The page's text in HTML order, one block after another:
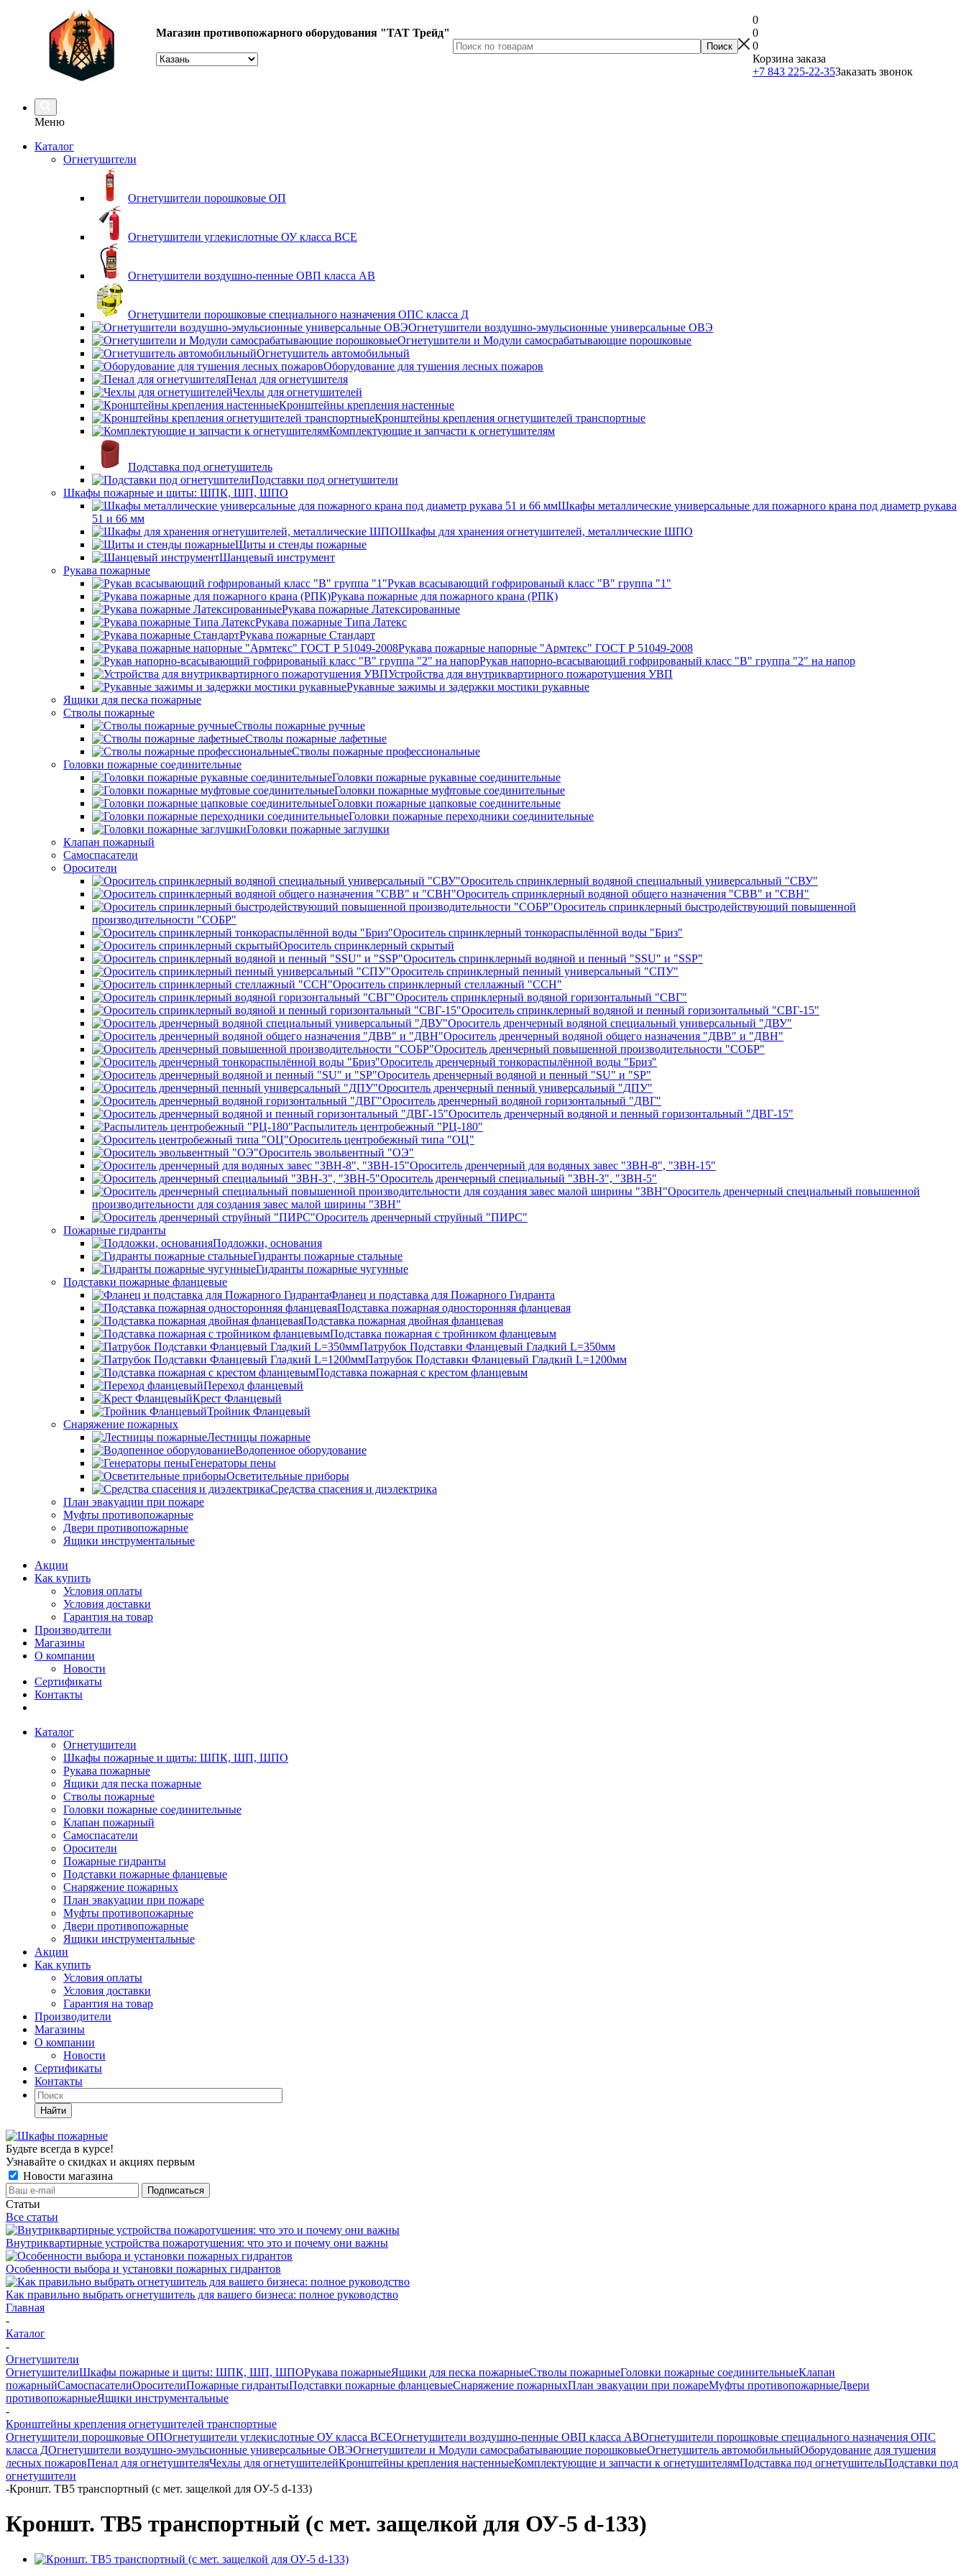
Магазин противопожарного оборудования "ТАТ Трейд"
0
0
0
Корзина заказа
+7 843 225-22-35Заказать звонок
Меню
Каталог
Огнетушители
Огнетушители порошковые ОП
Огнетушители углекислотные ОУ класса ВСЕ
Огнетушители воздушно-пенные ОВП класса АВ
Огнетушители порошковые специального назначения ОПС класса Д
Огнетушители воздушно-эмульсионные универсальные ОВЭ
Огнетушители и Модули самосрабатывающие порошковые
Огнетушитель автомобильный
Оборудование для тушения лесных пожаров
Пенал для огнетушителя
Чехлы для огнетушителей
Кронштейны крепления настенные
Кронштейны крепления огнетушителей транспортные
Комплектующие и запчасти к огнетушителям
Подставка под огнетушитель
Подставки под огнетушители
Шкафы пожарные и щиты: ШПК, ШП, ШПО
Шкафы металлические универсальные для пожарного крана под диаметр рукава
51 и 66 мм
Шкафы для хранения огнетушителей, металлические ШПО
Щиты и стенды пожарные
Шанцевый инструмент
Рукава пожарные
Рукав всасывающий гофрированый класс "В" группа "1"
Рукава пожарные для пожарного крана (РПК)
Рукава пожарные Латексированные
Рукава пожарные Типа Латекс
Рукава пожарные Стандарт
Рукава пожарные напорные "Армтекс" ГОСТ Р 51049-2008
Рукав напорно-всасывающий гофрированый класс "В" группа "2" на напор
Устройства для внутриквартирного пожаротушения УВП
Рукавные зажимы и задержки мостики рукавные
Ящики для песка пожарные
Стволы пожарные
Стволы пожарные ручные
Стволы пожарные лафетные
Стволы пожарные профессиональные
Головки пожарные соединительные
Головки пожарные рукавные соединительные
Головки пожарные муфтовые соединительные
Головки пожарные цапковые соединительные
Головки пожарные переходники соединительные
Головки пожарные заглушки
Клапан пожарный
Самоспасатели
Оросители
Ороситель спринклерный водяной специальный универсальный "СВУ"
Ороситель спринклерный водяной общего назначения "СВВ" и "СВН"
Ороситель спринклерный быстродействующий повышенной
производительности "СОБР"
Ороситель спринклерный тонкораспылённой воды "Бриз"
Ороситель спринклерный скрытый
Ороситель спринклерный водяной и пенный "SSU" и "SSP"
Ороситель спринклерный пенный универсальный "СПУ"
Ороситель спринклерный стеллажный "ССН"
Ороситель спринклерный водяной горизонтальный "СВГ"
Ороситель спринклерный водяной и пенный горизонтальный "СВГ-15"
Ороситель дренчерный водяной специальный универсальный "ДВУ"
Ороситель дренчерный водяной общего назначения "ДВВ" и "ДВН"
Ороситель дренчерный повышенной производительности "СОБР"
Ороситель дренчерный тонкораспылённой воды "Бриз"
Ороситель дренчерный водяной и пенный "SU" и "SP"
Ороситель дренчерный пенный универсальный "ДПУ"
Ороситель дренчерный водяной горизонтальный "ДВГ"
Ороситель дренчерный водяной и пенный горизонтальный "ДВГ-15"
Распылитель центробежный "РЦ-180"
Ороситель центробежный типа "ОЦ"
Ороситель эвольвентный "ОЭ"
Ороситель дренчерный для водяных завес "ЗВН-8", "ЗВН-15"
Ороситель дренчерный специальный "ЗВН-3", "ЗВН-5"
Ороситель дренчерный специальный повышенной
производительности для создания завес малой ширины "ЗВН"
Ороситель дренчерный струйный "ПИРС"
Пожарные гидранты
Подложки, основания
Гидранты пожарные стальные
Гидранты пожарные чугунные
Подставки пожарные фланцевые
Фланец и подставка для Пожарного Гидранта
Подставка пожарная односторонняя фланцевая
Подставка пожарная двойная фланцевая
Подставка пожарная с тройником фланцевым
Патрубок Подставки Фланцевый Гладкий L=350мм
Патрубок Подставки Фланцевый Гладкий L=1200мм
Подставка пожарная с крестом фланцевым
Переход фланцевый
Крест Фланцевый
Тройник Фланцевый
Снаряжение пожарных
Лестницы пожарные
Водопенное оборудование
Генераторы пены
Осветительные приборы
Средства спасения и диэлектрика
План эвакуации при пожаре
Муфты противопожарные
Двери противопожарные
Ящики инструментальные
Акции
Как купить
Условия оплаты
Условия доставки
Гарантия на товар
Производители
Магазины
О компании
Новости
Сертификаты
Контакты
Каталог
Огнетушители
Шкафы пожарные и щиты: ШПК, ШП, ШПО
Рукава пожарные
Ящики для песка пожарные
Стволы пожарные
Головки пожарные соединительные
Клапан пожарный
Самоспасатели
Оросители
Пожарные гидранты
Подставки пожарные фланцевые
Снаряжение пожарных
План эвакуации при пожаре
Муфты противопожарные
Двери противопожарные
Ящики инструментальные
Акции
Как купить
Условия оплаты
Условия доставки
Гарантия на товар
Производители
Магазины
О компании
Новости
Сертификаты
Контакты
Найти
Будьте всегда в курсе!
Узнавайте о скидках и акциях первым
Новости магазина
Статьи
Все статьи
Внутриквартирные устройства пожаротушения: что это и почему они важны
Особенности выбора и установки пожарных гидрантов
Как правильно выбрать огнетушитель для вашего бизнеса: полное руководство
Главная
-
Каталог
-
Огнетушители
ОгнетушителиШкафы пожарные и щиты: ШПК, ШП, ШПОРукава пожарныеЯщики для песка пожарныеСтволы пожарныеГоловки пожарные соединительныеКлапан
пожарныйСамоспасателиОросителиПожарные гидрантыПодставки пожарные фланцевыеСнаряжение пожарныхПлан эвакуации при пожареМуфты противопожарныеДвери
противопожарныеЯщики инструментальные
-
Кронштейны крепления огнетушителей транспортные
Огнетушители порошковые ОПОгнетушители углекислотные ОУ класса ВСЕОгнетушители воздушно-пенные ОВП класса АВОгнетушители порошковые специального назначения ОПС
класса ДОгнетушители воздушно-эмульсионные универсальные ОВЭОгнетушители и Модули самосрабатывающие порошковыеОгнетушитель автомобильныйОборудование для тушения
лесных пожаровПенал для огнетушителяЧехлы для огнетушителейКронштейны крепления настенныеКомплектующие и запчасти к огнетушителямПодставка под огнетушительПодставки под
огнетушители
-Кроншт. ТВ5 транспортный (с мет. защелкой для ОУ-5 d-133)
Кроншт. ТВ5 транспортный (с мет. защелкой для ОУ-5 d-133)